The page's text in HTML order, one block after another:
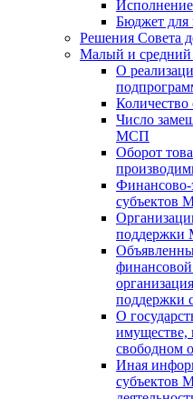
Бюджет для
Решения Совета
Малый и средний
О
Число
МСП
Оборот
Финансово-
субъектов
поддержки
О
имуществе,
свободном
Иная
субъектов